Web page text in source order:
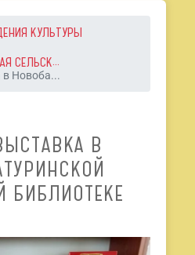
КУЛЬТУРЫ
СЕЛЬСК...
Новоба...
В
БИБЛИОТЕКЕ